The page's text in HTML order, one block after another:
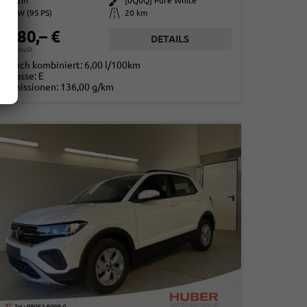
70 kW (95 PS) Kilometerstand 20 km
€
19% MwSt.
DETAILS
kombiniert: 6,00 l/100km
-Klasse: E
-Emissionen: 136,00 g/km